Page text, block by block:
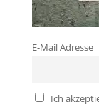
E-Mail Adresse
Ich